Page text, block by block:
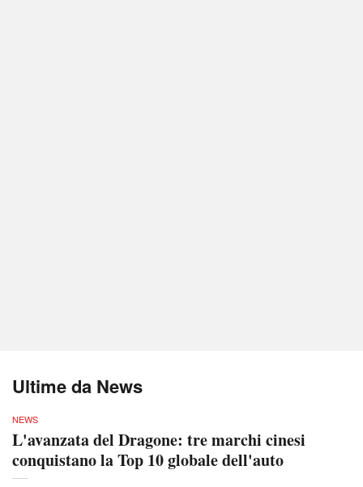
Ultime da News
NEWS
L'avanzata del Dragone: tre marchi cinesi
conquistano la Top 10 globale dell'auto